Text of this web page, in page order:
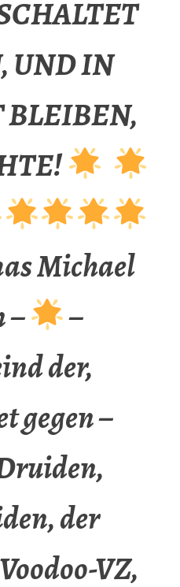
UND IN
Michael
–
–
der,
gegen –
der
VZ,